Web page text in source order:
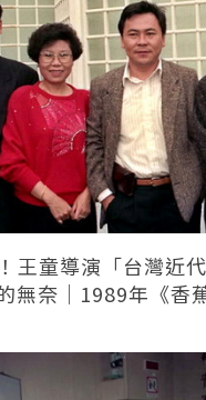
王童導演「台灣近
無奈｜1989年《香